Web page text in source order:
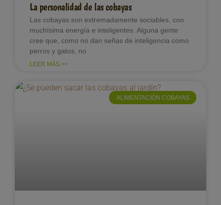
La personalidad de las cobayas
Las cobayas son extremadamente sociables, con
muchísima energía e inteligentes. Alguna gente
cree que, como no dan señas de inteligencia como
perros y gatos, no
LEER MÁS >>
ALIMENTACIÓN COBAYAS